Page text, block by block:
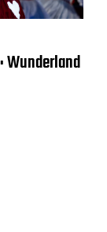
Wunderland